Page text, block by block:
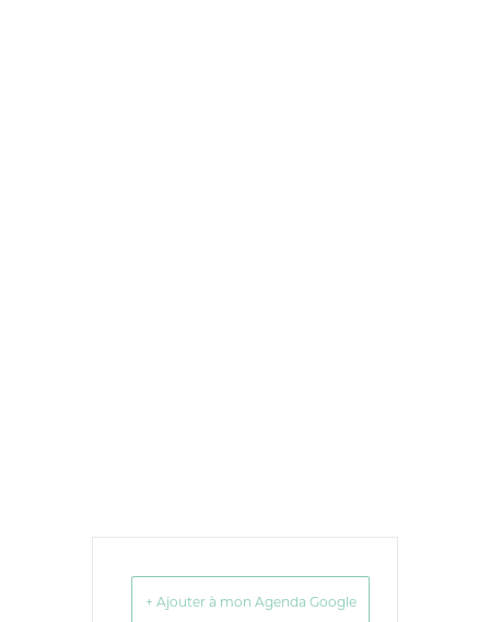
+ Ajouter à mon Agenda Google